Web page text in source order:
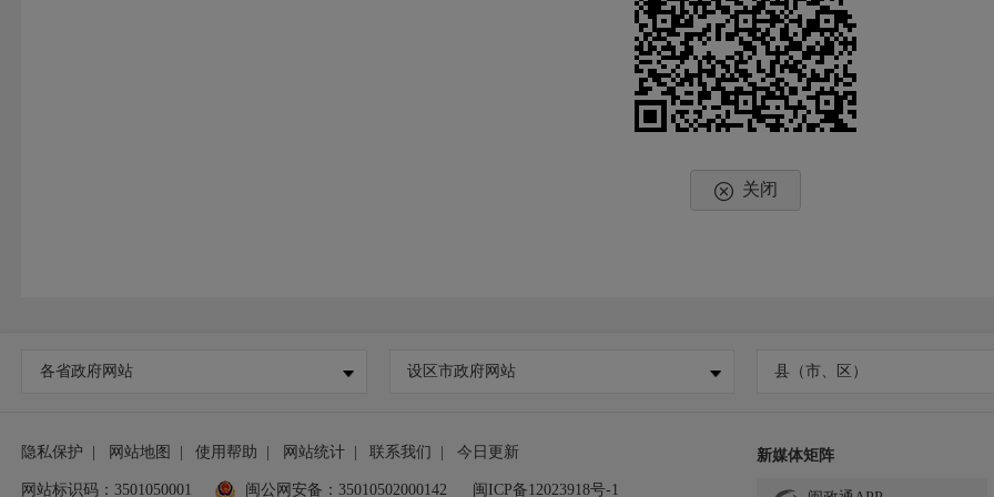
关闭
各省政府网站 设区市政府网站 县（市、区）
隐私保护 网站地图 使用帮助 网站统计 联系我们 今日更新
网站标识码：3501050001 闽公网安备：35010502000142 闽ICP备12023918号-1
新媒体矩阵